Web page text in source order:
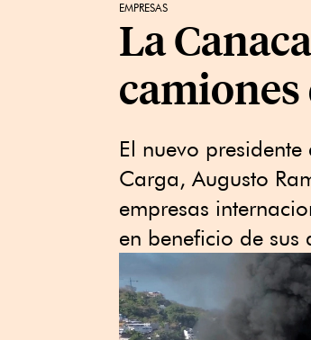
EMPRESAS
La
El nuevo
Carga, Augusto
empresas
en beneficio de sus